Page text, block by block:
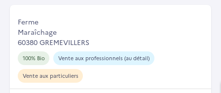
Ferme
Maraîchage
60380 GREMEVILLERS
100% Bio Vente aux professionnels (au détail)
Vente aux particuliers